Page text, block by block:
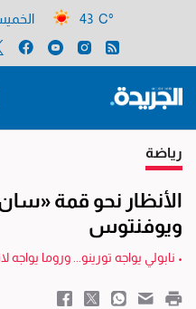
43 C° الخميس 06
رياضة
الأنظار نحو قمة
ويوفنتوس
• نابولي يواجه تورينو... وروما